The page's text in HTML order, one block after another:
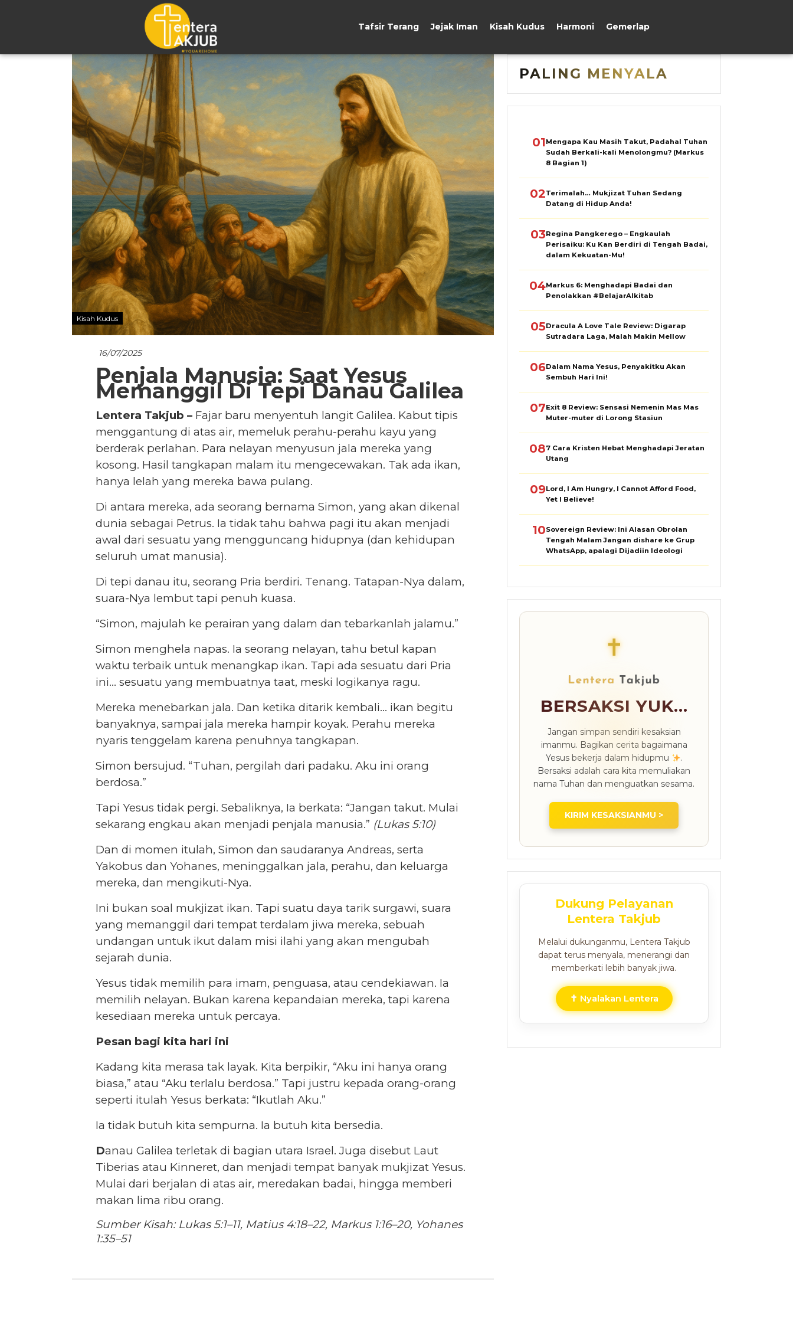
Tafsir Terang Jejak Iman Kisah Kudus Harmoni Gemerlap
Lompat
konten
Kisah Kudus
16/07/2025
Penjala Manusia: Saat Yesus
Memanggil Di Tepi Danau Galilea
Lentera Takjub – Fajar baru menyentuh langit Galilea. Kabut tipis
menggantung di atas air, memeluk perahu-perahu kayu yang
berderak perlahan. Para nelayan menyusun jala mereka yang
kosong. Hasil tangkapan malam itu mengecewakan. Tak ada ikan,
hanya lelah yang mereka bawa pulang.
Di antara mereka, ada seorang bernama Simon, yang akan dikenal
dunia sebagai Petrus. Ia tidak tahu bahwa pagi itu akan menjadi
awal dari sesuatu yang mengguncang hidupnya (dan kehidupan
seluruh umat manusia).
Di tepi danau itu, seorang Pria berdiri. Tenang. Tatapan-Nya dalam,
suara-Nya lembut tapi penuh kuasa.
“Simon, majulah ke perairan yang dalam dan tebarkanlah jalamu.”
Simon menghela napas. Ia seorang nelayan, tahu betul kapan
waktu terbaik untuk menangkap ikan. Tapi ada sesuatu dari Pria
ini… sesuatu yang membuatnya taat, meski logikanya ragu.
Mereka menebarkan jala. Dan ketika ditarik kembali… ikan begitu
banyaknya, sampai jala mereka hampir koyak. Perahu mereka
nyaris tenggelam karena penuhnya tangkapan.
Simon bersujud. “Tuhan, pergilah dari padaku. Aku ini orang
berdosa.”
Tapi Yesus tidak pergi. Sebaliknya, Ia berkata: “Jangan takut. Mulai
sekarang engkau akan menjadi penjala manusia.” (Lukas 5:10)
Dan di momen itulah, Simon dan saudaranya Andreas, serta
Yakobus dan Yohanes, meninggalkan jala, perahu, dan keluarga
mereka, dan mengikuti-Nya.
Ini bukan soal mukjizat ikan. Tapi suatu daya tarik surgawi, suara
yang memanggil dari tempat terdalam jiwa mereka, sebuah
undangan untuk ikut dalam misi ilahi yang akan mengubah
sejarah dunia.
Yesus tidak memilih para imam, penguasa, atau cendekiawan. Ia
memilih nelayan. Bukan karena kepandaian mereka, tapi karena
kesediaan mereka untuk percaya.
Pesan bagi kita hari ini
Kadang kita merasa tak layak. Kita berpikir, “Aku ini hanya orang
biasa,” atau “Aku terlalu berdosa.” Tapi justru kepada orang-orang
seperti itulah Yesus berkata: “Ikutlah Aku.”
Ia tidak butuh kita sempurna. Ia butuh kita bersedia.
Danau Galilea terletak di bagian utara Israel. Juga disebut Laut
Tiberias atau Kinneret, dan menjadi tempat banyak mukjizat Yesus.
Mulai dari berjalan di atas air, meredakan badai, hingga memberi
makan lima ribu orang.
Sumber Kisah: Lukas 5:1–11, Matius 4:18–22, Markus 1:16–20, Yohanes
1:35–51
PALING MENYALA
01Mengapa Kau Masih Takut, Padahal Tuhan
Sudah Berkali-kali Menolongmu? (Markus
8 Bagian 1)
02Terimalah… Mukjizat Tuhan Sedang
Datang di Hidup Anda!
03Regina Pangkerego – Engkaulah
Perisaiku: Ku Kan Berdiri di Tengah Badai,
dalam Kekuatan-Mu!
04Markus 6: Menghadapi Badai dan
Penolakkan #BelajarAlkitab
05Dracula A Love Tale Review: Digarap
Sutradara Laga, Malah Makin Mellow
06Dalam Nama Yesus, Penyakitku Akan
Sembuh Hari Ini!
07Exit 8 Review: Sensasi Nemenin Mas Mas
Muter-muter di Lorong Stasiun
087 Cara Kristen Hebat Menghadapi Jeratan
Utang
09Lord, I Am Hungry, I Cannot Afford Food,
Yet I Believe!
10Sovereign Review: Ini Alasan Obrolan
Tengah Malam Jangan dishare ke Grup
WhatsApp, apalagi Dijadiin Ideologi
✝
BERSAKSI YUK...
Jangan simpan sendiri kesaksian
imanmu. Bagikan cerita bagaimana
Yesus bekerja dalam hidupmu
.
Bersaksi adalah cara kita memuliakan
nama Tuhan dan menguatkan sesama.
KIRIM KESAKSIANMU >
Dukung Pelayanan
Lentera Takjub
Melalui dukunganmu, Lentera Takjub
dapat terus menyala, menerangi dan
memberkati lebih banyak jiwa.
✝ Nyalakan Lentera